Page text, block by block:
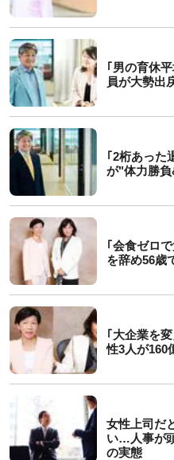
｢男の育休
員が大勢出
｢2桁あった
が"体力勝
｢会食ゼロ
を辞め56歳
｢大企業を
性3人が160
女性上司だ
い…人事が
の実態